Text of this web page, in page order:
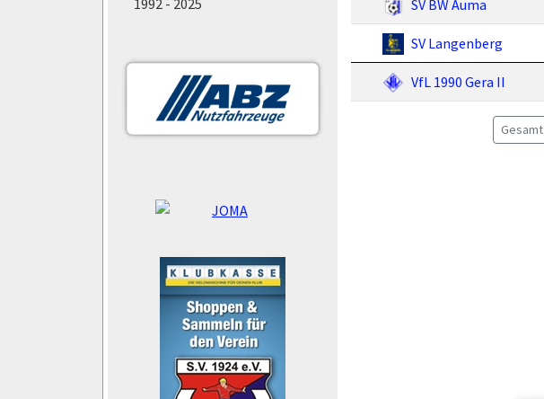
SV BW Auma
SV Langenberg
VfL 1990 Gera II
Gesamt